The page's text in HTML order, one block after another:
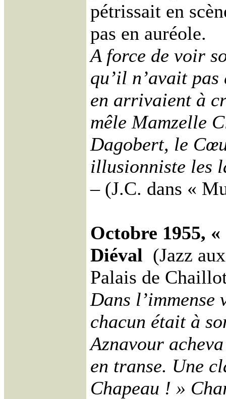
pétrissait en
pas en auréole.
A force de voir
qu’il n’avait
en arrivaient à
mêle Mamzelle
Dagobert, le
illusionniste les
– (J.C. dans «
Octobre 1955,
Diéval (Jazz
Palais de
Dans
chacun était à
Aznavour
en transe. Une
Chapeau ! »